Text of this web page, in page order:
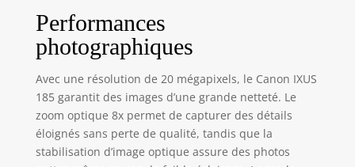
נ54,3 נ22,1 mm)
le glisser dans
votre poche où que
vous alliez La
disposition
minimaliste des
boutons facilite
Performances
photographiques
Avec une résolution de 20 mégapixels, le Canon IXUS
185 garantit des images d’une grande netteté. Le
zoom optique 8x permet de capturer des détails
éloignés sans perte de qualité, tandis que la
stabilisation d’image optique assure des photos